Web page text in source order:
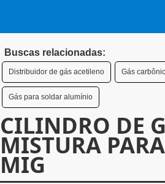
Buscas relacionadas:
Distribuidor de gás acetileno Gás
Gás para soldar alumínio
CILINDRO DE
MISTURA
MIG